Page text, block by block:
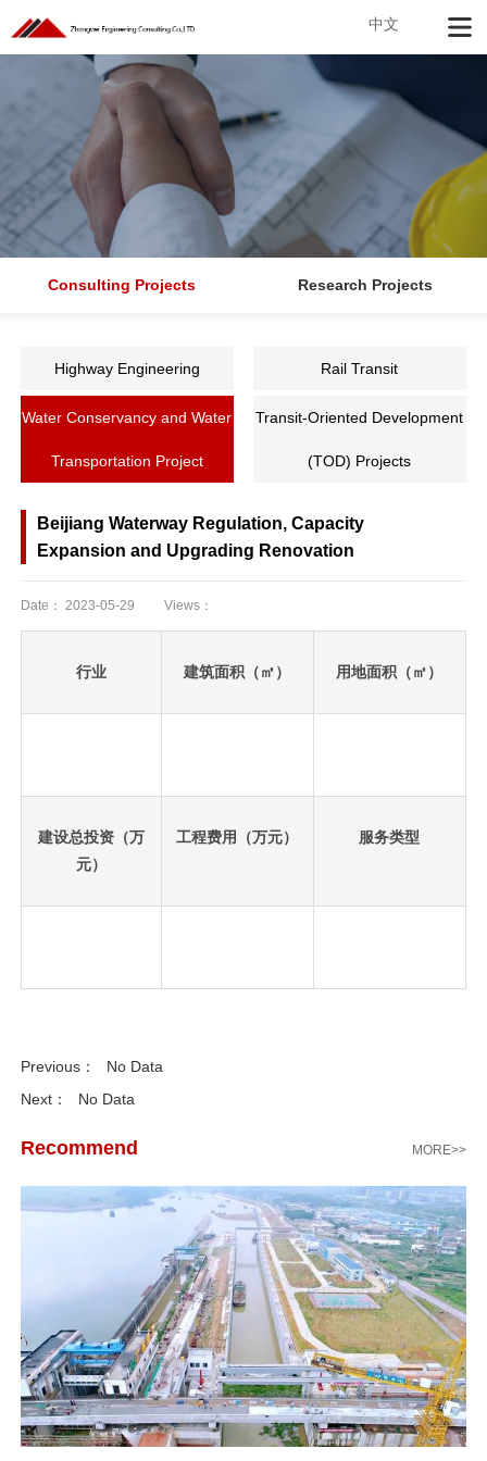
中文
Consulting Projects Research Projects
Highway Engineering Rail Transit
Water Conservancy and Water
Transportation Project
Transit-Oriented Development
(TOD) Projects
Beijiang Waterway Regulation, Capacity
Expansion and Upgrading Renovation
Date： 2023-05-29 Views：
行业 建筑面积（㎡） 用地面积（㎡）
建设总投资（万
元）
工程费用（万元） 服务类型
置
数
据
Previous：
No Data
Next：
No Data
Recommend MORE>>